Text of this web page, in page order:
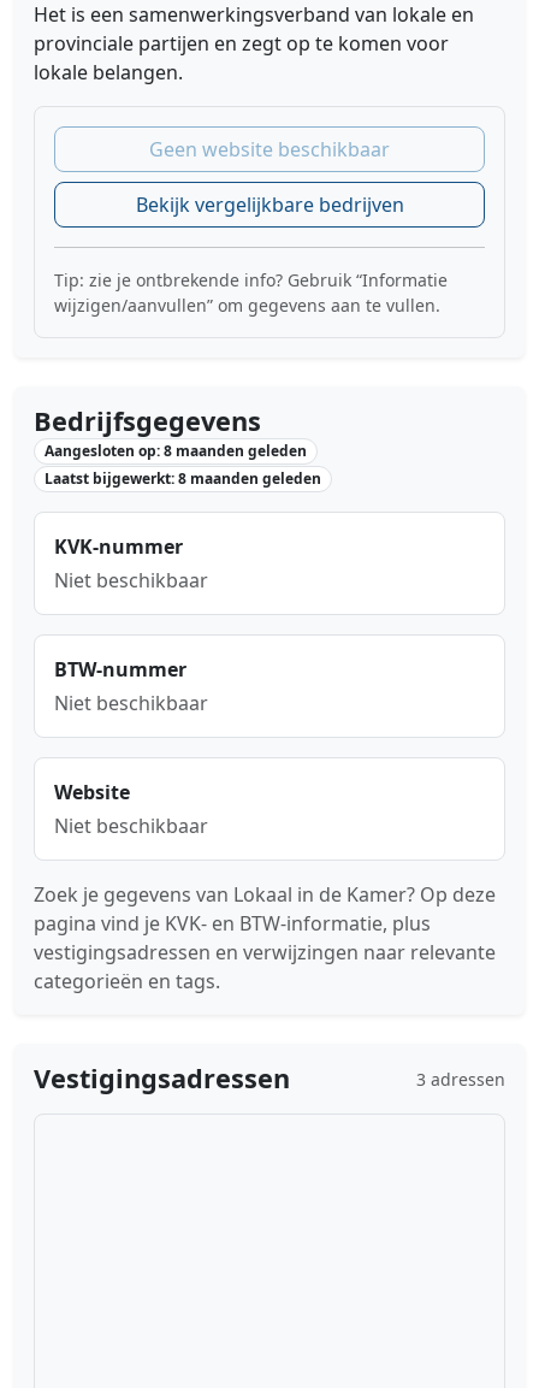
Het is een samenwerkingsverband van lokale en
provinciale partijen en zegt op te komen voor
lokale belangen.
Geen website beschikbaar
Bekijk vergelijkbare bedrijven
Tip: zie je ontbrekende info? Gebruik “Informatie
wijzigen/aanvullen” om gegevens aan te vullen.
Bedrijfsgegevens
Aangesloten op: 8 maanden geleden
Laatst bijgewerkt: 8 maanden geleden
KVK-nummer
Niet beschikbaar
BTW-nummer
Niet beschikbaar
Website
Niet beschikbaar
Zoek je gegevens van Lokaal in de Kamer? Op deze
pagina vind je KVK- en BTW-informatie, plus
vestigingsadressen en verwijzingen naar relevante
categorieën en tags.
Vestigingsadressen 3 adressen